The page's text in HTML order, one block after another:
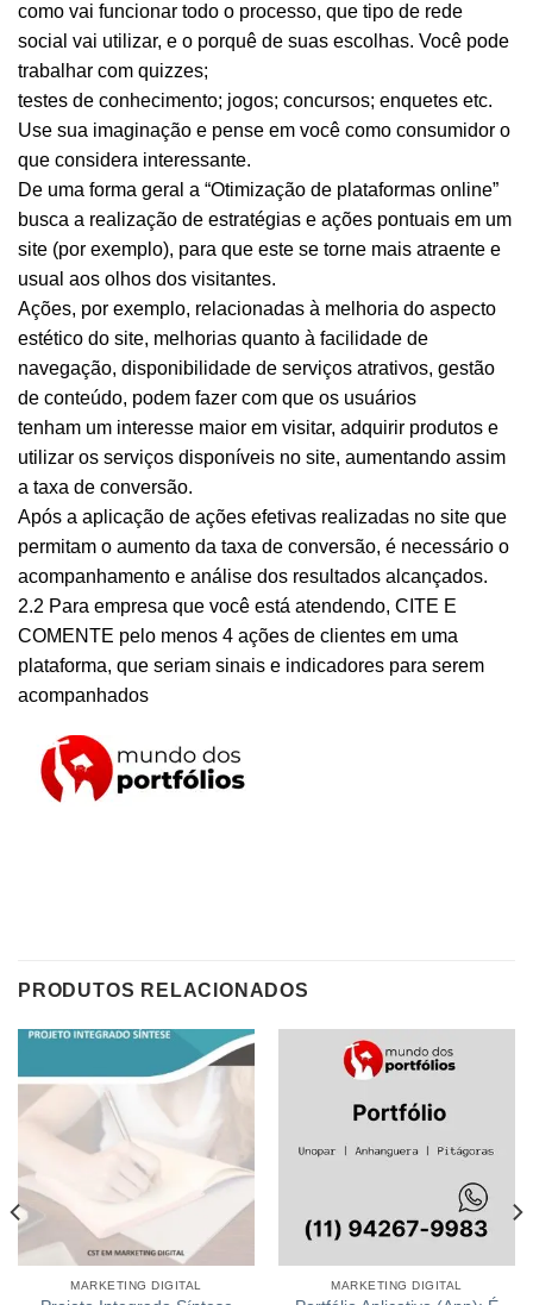
como vai funcionar todo o processo, que tipo de rede
social vai utilizar, e o porquê de suas escolhas. Você pode
trabalhar com quizzes;
testes de conhecimento; jogos; concursos; enquetes etc.
Use sua imaginação e pense em você como consumidor o
que considera interessante.
De uma forma geral a “Otimização de plataformas online”
busca a realização de estratégias e ações pontuais em um
site (por exemplo), para que este se torne mais atraente e
usual aos olhos dos visitantes.
Ações, por exemplo, relacionadas à melhoria do aspecto
estético do site, melhorias quanto à facilidade de
navegação, disponibilidade de serviços atrativos, gestão
de conteúdo, podem fazer com que os usuários
tenham um interesse maior em visitar, adquirir produtos e
utilizar os serviços disponíveis no site, aumentando assim
a taxa de conversão.
Após a aplicação de ações efetivas realizadas no site que
permitam o aumento da taxa de conversão, é necessário o
acompanhamento e análise dos resultados alcançados.
2.2 Para empresa que você está atendendo, CITE E
COMENTE pelo menos 4 ações de clientes em uma
plataforma, que seriam sinais e indicadores para serem
acompanhados
PRODUTOS RELACIONADOS
MARKETING DIGITAL MARKETING DIGITAL